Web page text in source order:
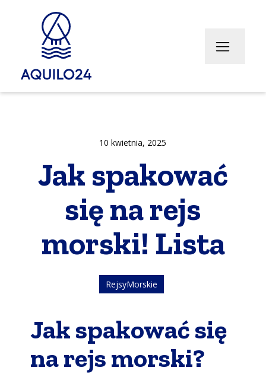
10 kwietnia, 2025
Jak spakować
się na rejs
morski! Lista
RejsyMorskie
Jak spakować się
na rejs morski?